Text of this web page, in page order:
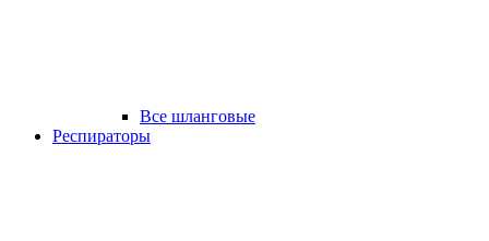
Все шланговые
Респираторы